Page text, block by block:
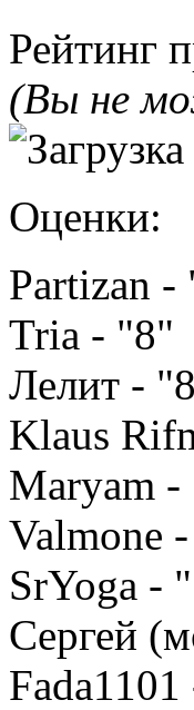
Рейтинг
(Вы не
Оценки:
Partizan -
Tria - "8"
Лелит -
Klaus
Maryam -
Valmone
SrYoga -
Сергей